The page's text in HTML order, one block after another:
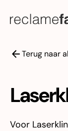
Terug naar
Voor